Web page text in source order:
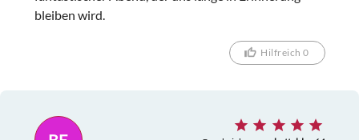
bleiben wird.
Hilfreich 0